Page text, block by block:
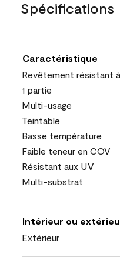
Spécifications
Caractéristique
Revêtement résistant
1 partie
Multi-usage
Teintable
Basse température
Faible teneur en COV
Résistant aux UV
Multi-substrat
Intérieur ou
Extérieur